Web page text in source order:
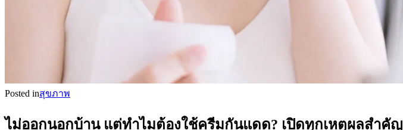
Posted inสุขภาพ
ไม่ออกนอกบ้าน แต่ทำไมต้องใช้ครีมกันแดด? เปิดทุกเหตุผลสำคัญ